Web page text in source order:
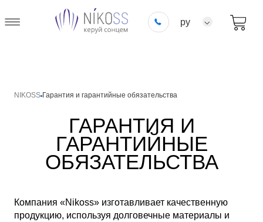
ру
NIKOSS Гарантия и гарантийные обязательства
ГАРАНТИЯ И
ГАРАНТИЙНЫЕ
ОБЯЗАТЕЛЬСТВА
Компания «Nikoss» изготавливает качественную
продукцию, используя долговечные материалы и